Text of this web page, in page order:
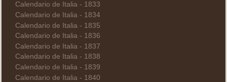
Calendario de Italia - 1833
Calendario de Italia - 1834
Calendario de Italia - 1835
Calendario de Italia - 1836
Calendario de Italia - 1837
Calendario de Italia - 1838
Calendario de Italia - 1839
Calendario de Italia - 1840